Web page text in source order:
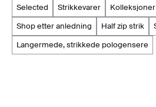
selected strikkevarer kolleksjoner
shop etter anledning
half zip strik
langermede, strikkede pologensere